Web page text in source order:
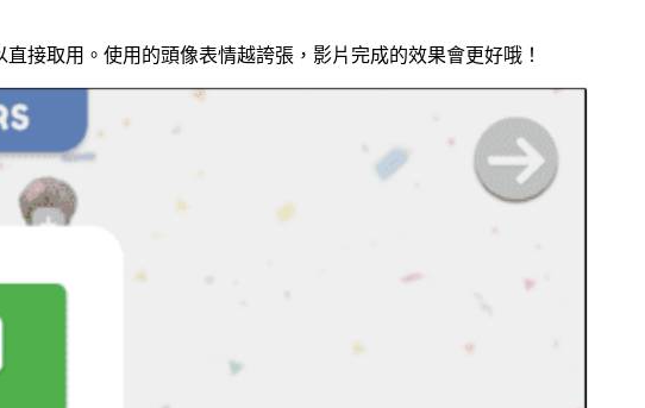
接取用。使用的頭像表情越誇張，影片完成的效果會更好哦！